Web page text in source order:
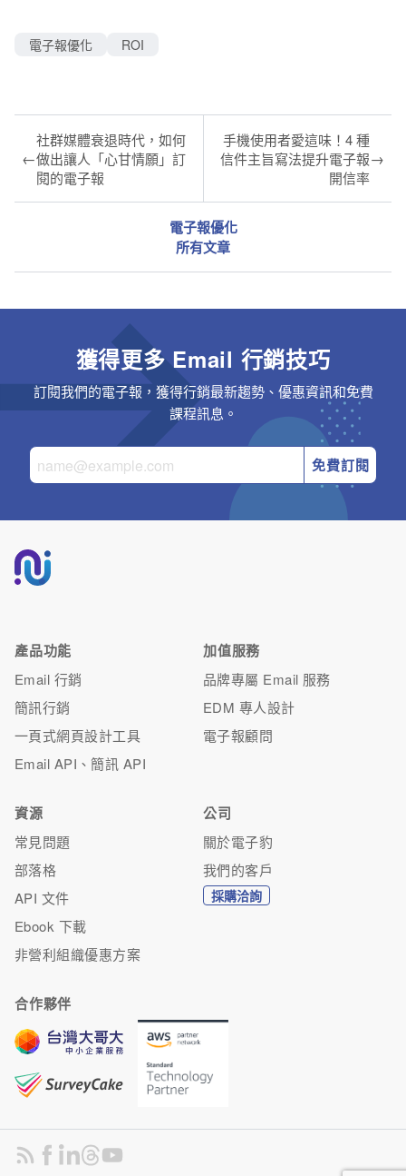
電子報優化 ROI
←
社群媒體衰退時代，如何
做出讓人「心甘情願」訂
閱的電子報
電子報優化
所有文章
手機使用者愛這味！4 種
信件主旨寫法提升電子報
開信率
→
獲得更多 Email 行銷技巧
訂閱我們的電子報，獲得行銷最新趨勢、優惠資訊和免費
課程訊息。
免費訂閱
產品功能
Email 行銷
簡訊行銷
一頁式網頁設計工具
Email API、簡訊 API
加值服務
品牌專屬 Email 服務
EDM 專人設計
電子報顧問
資源
常見問題
部落格
API 文件
Ebook 下載
非營利組織優惠方案
公司
關於電子豹
我們的客戶
採購洽詢
合作夥伴